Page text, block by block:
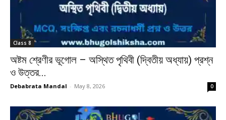
Class 8
অষ্টম শ্রেণীর ভূগোল – অস্থিত পৃথিবী (দ্বিতীয় অধ্যায়) প্রশ্ন
ও উত্তর...
Debabrata Mandal - May 8, 2026 0